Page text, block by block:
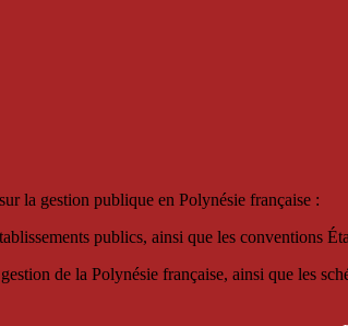
la gestion publique en Polynésie française :
publics, ainsi que les conventions
de la Polynésie française, ainsi que les